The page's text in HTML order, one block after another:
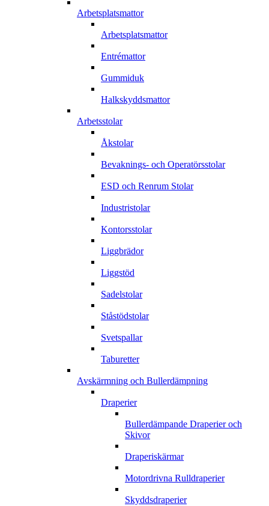
Arbetsplatsmattor
Arbetsplatsmattor
Entrémattor
Gummiduk
Halkskyddsmattor
Arbetsstolar
Åkstolar
Bevaknings- och Operatörsstolar
ESD och Renrum Stolar
Industristolar
Kontorsstolar
Liggbrädor
Liggstöd
Sadelstolar
Ståstödstolar
Svetspallar
Taburetter
Avskärmning och Bullerdämpning
Draperier
Bullerdämpande Draperier och
Skivor
Draperiskärmar
Motordrivna Rulldraperier
Skyddsdraperier